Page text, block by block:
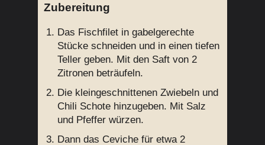
Zubereitung
Das Fischfilet in gabelgerechte
Stücke schneiden und in einen tiefen
Teller geben. Mit den Saft von 2
Zitronen beträufeln.
Die kleingeschnittenen Zwiebeln und
Chili Schote hinzugeben. Mit Salz
und Pfeffer würzen.
Dann das Ceviche für etwa 2